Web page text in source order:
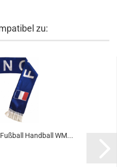
zu:
Handball WM...